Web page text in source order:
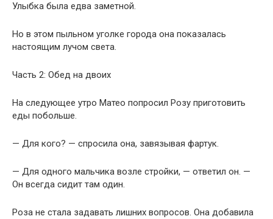
Улыбка была едва заметной.
Но в этом пыльном уголке города она показалась
настоящим лучом света.
Часть 2: Обед на двоих
На следующее утро Матео попросил Розу приготовить
еды побольше.
— Для кого? — спросила она, завязывая фартук.
— Для одного мальчика возле стройки, — ответил он. —
Он всегда сидит там один.
Роза не стала задавать лишних вопросов. Она добавила